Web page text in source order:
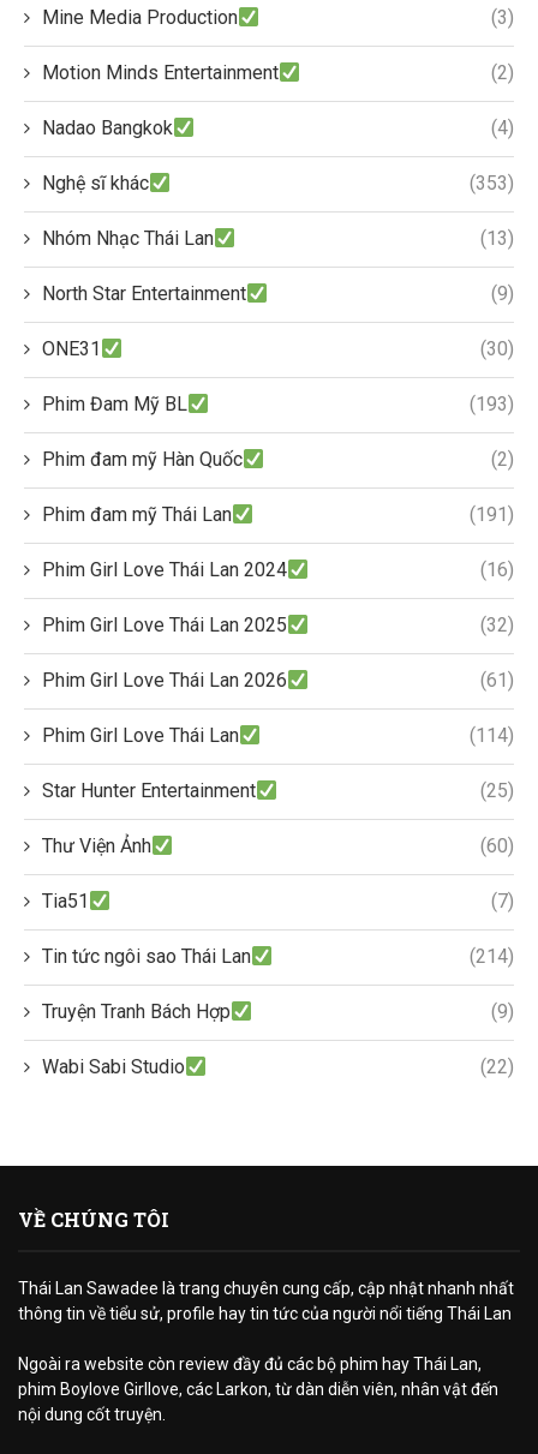
Mine Media Production (3)
Motion Minds Entertainment (2)
Nadao Bangkok (4)
Nghệ sĩ khác (353)
Nhóm Nhạc Thái Lan (13)
North Star Entertainment (9)
ONE31 (30)
Phim Đam Mỹ BL (193)
Phim đam mỹ Hàn Quốc (2)
Phim đam mỹ Thái Lan (191)
Phim Girl Love Thái Lan 2024 (16)
Phim Girl Love Thái Lan 2025 (32)
Phim Girl Love Thái Lan 2026 (61)
Phim Girl Love Thái Lan (114)
Star Hunter Entertainment (25)
Thư Viện Ảnh (60)
Tia51 (7)
Tin tức ngôi sao Thái Lan (214)
Truyện Tranh Bách Hợp (9)
Wabi Sabi Studio (22)
VỀ CHÚNG TÔI
Thái Lan Sawadee là trang chuyên cung cấp, cập nhật nhanh nhất
thông tin về tiểu sử, profile hay tin tức của người nổi tiếng Thái Lan
Ngoài ra website còn review đầy đủ các bộ phim hay Thái Lan,
phim Boylove Girllove, các Larkon, từ dàn diễn viên, nhân vật đến
nội dung cốt truyện.